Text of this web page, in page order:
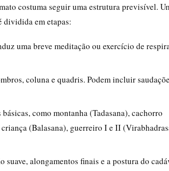
costuma seguir uma estrutura previsível.
dividida em etapas:
uma breve meditação ou exercício de
coluna e quadris. Podem incluir
como montanha (Tadasana), cachorro
(Balasana), guerreiro I e II
suave, alongamentos finais e a postura do